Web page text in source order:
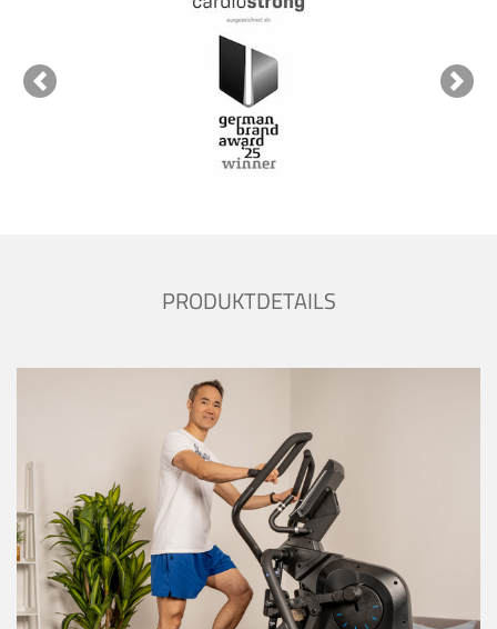
Previous Next
PRODUKTDETAILS